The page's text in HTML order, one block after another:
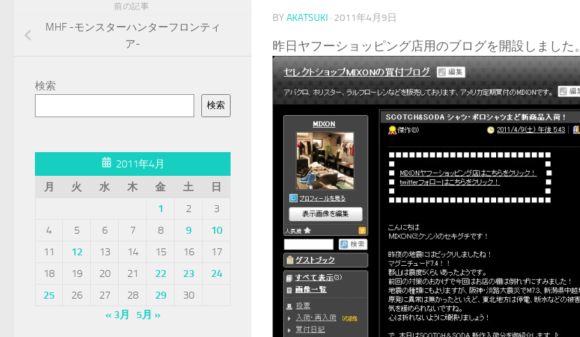
BY AKATSUKI · 2011年4月9日
昨日ヤフーショッピング店用のブログを開設しました。
前の記事
MHF -モンスターハンターフロンティ
ア-
検索
検索
2011年4月
月
火 水 木 金 土
日
1
2
3
4
5 6 7 8 9
10
11
12 13 14 15 16
17
18
19 20 21 22 23
24
25
26 27 28 29
30
« 3月
5月 »